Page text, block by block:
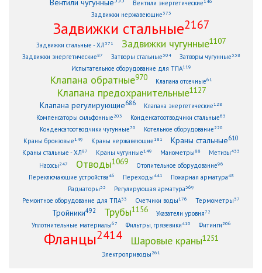
Вентили чугунные Вентили энергетические146
Задвижки нержавеющие373
Задвижки стальные2167
Задвижки стальные - ХЛ371 Задвижки чугунные1107
Задвижки энергетические87 Затворы стальные304 Затворы чугунные338
Испытательное оборудование для ТПА119
Клапана обратные970 Клапана отсечные61
Клапана предохранительные1127
Клапана регулирующие686 Клапана энергетические128
Компенсаторы сильфонные203 Конденсатоотводчики стальные63
Конденсатоотводчики чугунные70 Котельное оборудование220
Краны бронзовые149 Краны нержавеющие181 Краны стальные610
Краны стальные - ХЛ87 Краны чугунные149 Манометры88 Метизы433
Насосы247 Отводы1069 Отопительное оборудование96
Переключающие устройства46 Переходы441 Пожарная арматура48
Радиаторы33 Регулирующая арматура369
Ремонтное оборудование для ТПА53 Счетчики воды176 Термометры 57
Тройники492 Трубы1156 Указатели уровня72
Уплотнительные материалы67 Фильтры, грязевики410 Фитинги206
Фланцы2414 Шаровые краны1251
Электроприводы261